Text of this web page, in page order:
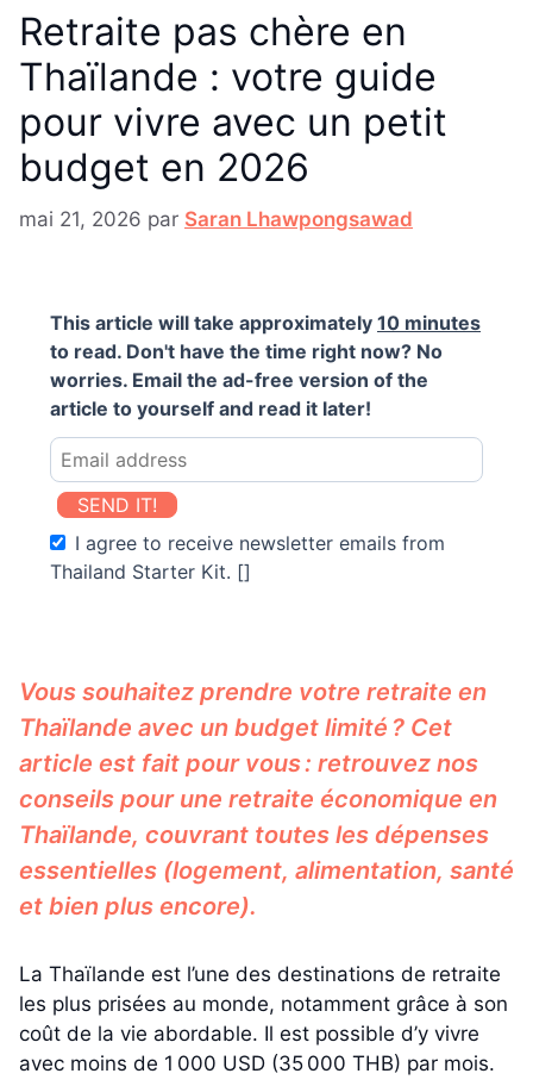
Retraite pas chère en
Thaïlande : votre guide
pour vivre avec un petit
budget en 2026
mai 21, 2026 par Saran Lhawpongsawad
This article will take approximately 10 minutes
to read. Don't have the time right now? No
worries. Email the ad-free version of the
article to yourself and read it later!
SEND IT!
I agree to receive newsletter emails from
Thailand Starter Kit. []
Vous souhaitez prendre votre retraite en
Thaïlande avec un budget limité ? Cet
article est fait pour vous : retrouvez nos
conseils pour une retraite économique en
Thaïlande, couvrant toutes les dépenses
essentielles (logement, alimentation, santé
et bien plus encore).
La Thaïlande est l’une des destinations de retraite
les plus prisées au monde, notamment grâce à son
coût de la vie abordable. Il est possible d’y vivre
avec moins de 1 000 USD (35 000 THB) par mois.